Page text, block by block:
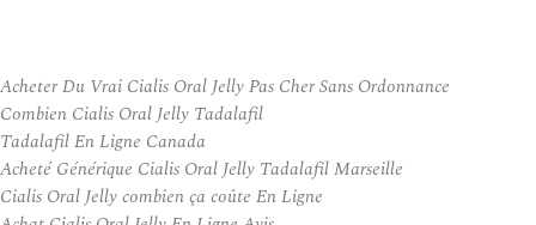
Acheter Du Vrai Cialis Oral Jelly Pas Cher Sans Ordonnance
Combien Cialis Oral Jelly Tadalafil
Tadalafil En Ligne Canada
Acheté Générique Cialis Oral Jelly Tadalafil Marseille
Cialis Oral Jelly combien ça coûte En Ligne